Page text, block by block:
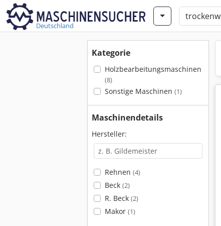
Deutschland
Kategorie
Holzbearbeitungsmaschinen
(8)
Sonstige Maschinen (1)
Maschinendetails
Hersteller:
Rehnen (4)
Beck (2)
R. Beck (2)
Makor (1)